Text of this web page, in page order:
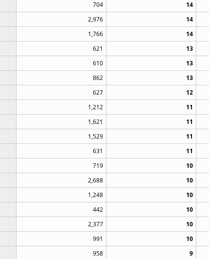
704 14
2,976 14
1,766 14
621 13
610 13
862 13
627 12
1,212 11
1,621 11
1,529 11
631 11
719 10
2,688 10
1,248 10
442 10
2,377 10
991 10
958 9